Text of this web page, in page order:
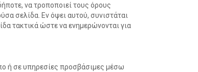
να τροποποιεί τους όρους
σελίδα. Εν όψει αυτού, συνιστάται
τακτικά ώστε να ενημερώνονται για
ή σε υπηρεσίες προσβάσιμες μέσω